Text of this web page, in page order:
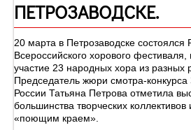
ПЕТРОЗАВОДСКЕ.
20 марта в Петрозаводске состоялся
Всероссийского хорового
участие 23 народных хора из разных
Председатель жюри смотра-конкурса
России Татьяна Петрова отметила
большинства творческих
«поющим краем».